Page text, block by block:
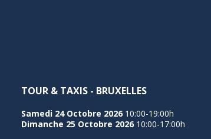
TOUR & TAXIS - BRUXELLES
Samedi 24 Octobre 2026 10:00-19:00h
Dimanche 25 Octobre 2026 10:00-17:00h